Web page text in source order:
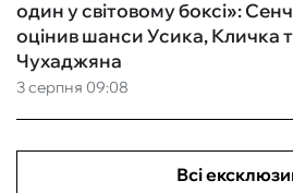
3 серпня 09:08
один у світовому боксі»:
оцінив шанси Усика, Кличка
Чухаджяна
Всі